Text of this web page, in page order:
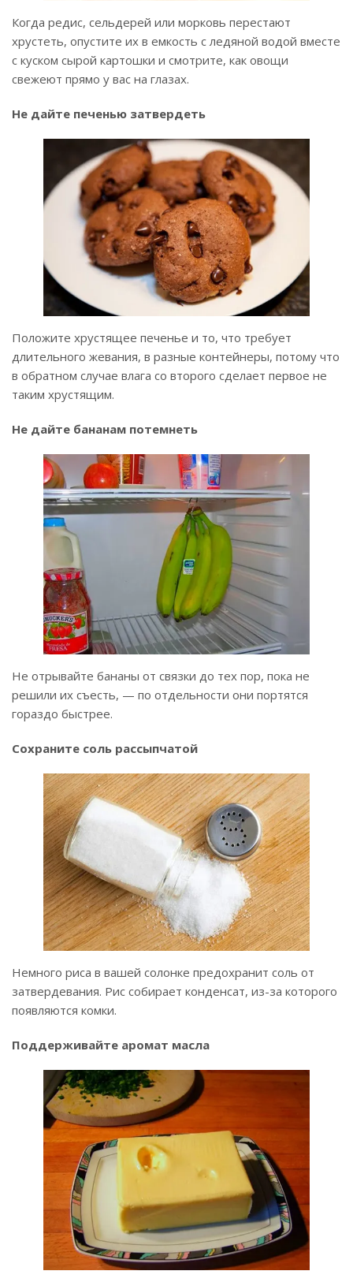
Когда редис, сельдерей или морковь перестают
хрустеть, опустите их в емкость с ледяной водой вместе
с куском сырой картошки и смотрите, как овощи
свежеют прямо у вас на глазах.
Не дайте печенью затвердеть
Положите хрустящее печенье и то, что требует
длительного жевания, в разные контейнеры, потому что
в обратном случае влага со второго сделает первое не
таким хрустящим.
Не дайте бананам потемнеть
Не отрывайте бананы от связки до тех пор, пока не
решили их съесть, — по отдельности они портятся
гораздо быстрее.
Сохраните соль рассыпчатой
Немного риса в вашей солонке предохранит соль от
затвердевания. Рис собирает конденсат, из-за которого
появляются комки.
Поддерживайте аромат масла